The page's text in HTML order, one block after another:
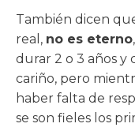
También dicen
real, no es eterno
durar 2 o 3 años
cariño, pero
haber falta de
se son fieles los